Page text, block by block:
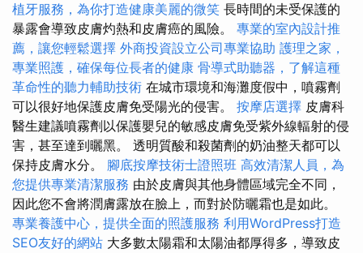
植牙服務，為你打造健康美麗的微笑 長時間的未受保護的
暴露會導致皮膚灼熱和皮膚癌的風險。 專業的室內設計推
薦，讓您輕鬆選擇 外商投資設立公司專業協助 護理之家，
專業照護，確保每位長者的健康 骨導式助聽器，了解這種
革命性的聽力輔助技術 在城市環境和海灘度假中，噴霧劑
可以很好地保護皮膚免受陽光的侵害。 按摩店選擇 皮膚科
醫生建議噴霧劑以保護嬰兒的敏感皮膚免受紫外線輻射的侵
害，甚至達到曬黑。 透明質酸和殺菌劑的奶油整天都可以
保持皮膚水分。 腳底按摩技術士證照班 高效清潔人員，為
您提供專業清潔服務 由於皮膚與其他身體區域完全不同，
因此您不會將潤膚露放在臉上，而對於防曬霜也是如此。
專業養護中心，提供全面的照護服務 利用WordPress打造
SEO友好的網站 大多數太陽霜和太陽油都厚得多，導致皮